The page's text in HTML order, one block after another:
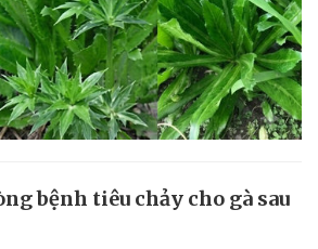
bệnh tiêu chảy cho gà sau